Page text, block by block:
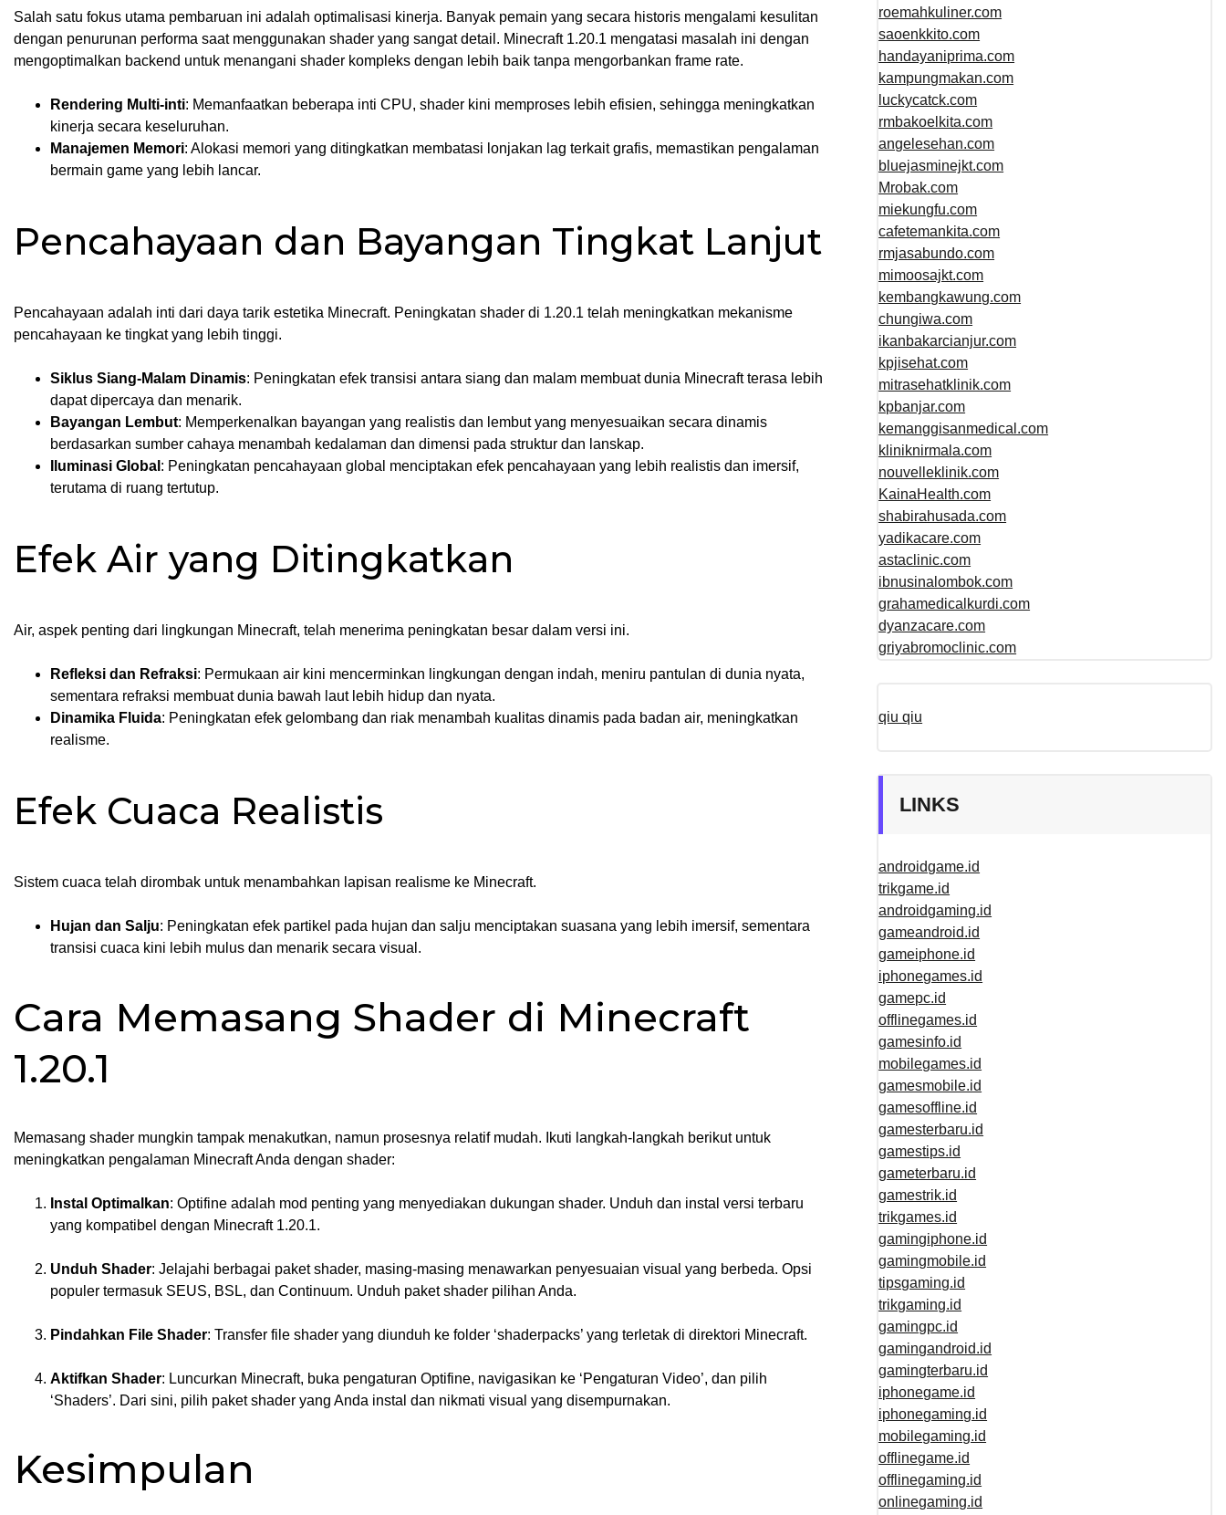
Salah satu fokus utama pembaruan ini adalah optimalisasi kinerja. Banyak pemain yang secara historis mengalami kesulitan
dengan penurunan performa saat menggunakan shader yang sangat detail. Minecraft 1.20.1 mengatasi masalah ini dengan
mengoptimalkan backend untuk menangani shader kompleks dengan lebih baik tanpa mengorbankan frame rate.
Rendering Multi-inti: Memanfaatkan beberapa inti CPU, shader kini memproses lebih efisien, sehingga meningkatkan
kinerja secara keseluruhan.
Manajemen Memori: Alokasi memori yang ditingkatkan membatasi lonjakan lag terkait grafis, memastikan pengalaman
bermain game yang lebih lancar.
Pencahayaan dan Bayangan Tingkat Lanjut
Pencahayaan adalah inti dari daya tarik estetika Minecraft. Peningkatan shader di 1.20.1 telah meningkatkan mekanisme
pencahayaan ke tingkat yang lebih tinggi.
Siklus Siang-Malam Dinamis: Peningkatan efek transisi antara siang dan malam membuat dunia Minecraft terasa lebih
dapat dipercaya dan menarik.
Bayangan Lembut: Memperkenalkan bayangan yang realistis dan lembut yang menyesuaikan secara dinamis
berdasarkan sumber cahaya menambah kedalaman dan dimensi pada struktur dan lanskap.
Iluminasi Global : Peningkatan pencahayaan global menciptakan efek pencahayaan yang lebih realistis dan imersif,
terutama di ruang tertutup.
Efek Air yang Ditingkatkan
Air, aspek penting dari lingkungan Minecraft, telah menerima peningkatan besar dalam versi ini.
Refleksi dan Refraksi: Permukaan air kini mencerminkan lingkungan dengan indah, meniru pantulan di dunia nyata,
sementara refraksi membuat dunia bawah laut lebih hidup dan nyata.
Dinamika Fluida: Peningkatan efek gelombang dan riak menambah kualitas dinamis pada badan air, meningkatkan
realisme.
Efek Cuaca Realistis
Sistem cuaca telah dirombak untuk menambahkan lapisan realisme ke Minecraft.
Hujan dan Salju: Peningkatan efek partikel pada hujan dan salju menciptakan suasana yang lebih imersif, sementara
transisi cuaca kini lebih mulus dan menarik secara visual.
Cara Memasang Shader di Minecraft
1.20.1
Memasang shader mungkin tampak menakutkan, namun prosesnya relatif mudah. Ikuti langkah-langkah berikut untuk
meningkatkan pengalaman Minecraft Anda dengan shader:
Instal Optimalkan: Optifine adalah mod penting yang menyediakan dukungan shader. Unduh dan instal versi terbaru
yang kompatibel dengan Minecraft 1.20.1.
Unduh Shader: Jelajahi berbagai paket shader, masing-masing menawarkan penyesuaian visual yang berbeda. Opsi
populer termasuk SEUS, BSL, dan Continuum. Unduh paket shader pilihan Anda.
Pindahkan File Shader: Transfer file shader yang diunduh ke folder ‘shaderpacks’ yang terletak di direktori Minecraft.
Aktifkan Shader: Luncurkan Minecraft, buka pengaturan Optifine, navigasikan ke ‘Pengaturan Video’, dan pilih
‘Shaders’. Dari sini, pilih paket shader yang Anda instal dan nikmati visual yang disempurnakan.
Kesimpulan
roemahkuliner.com
saoenkkito.com
handayaniprima.com
kampungmakan.com
luckycatck.com
rmbakoelkita.com
angelesehan.com
bluejasminejkt.com
Mrobak.com
miekungfu.com
cafetemankita.com
rmjasabundo.com
mimoosajkt.com
kembangkawung.com
chungiwa.com
ikanbakarcianjur.com
kpjisehat.com
mitrasehatklinik.com
kpbanjar.com
kemanggisanmedical.com
kliniknirmala.com
nouvelleklinik.com
KainaHealth.com
shabirahusada.com
yadikacare.com
astaclinic.com
ibnusinalombok.com
grahamedicalkurdi.com
dyanzacare.com
griyabromoclinic.com
qiu qiu
LINKS
androidgame.id
trikgame.id
androidgaming.id
gameandroid.id
gameiphone.id
iphonegames.id
gamepc.id
offlinegames.id
gamesinfo.id
mobilegames.id
gamesmobile.id
gamesoffline.id
gamesterbaru.id
gamestips.id
gameterbaru.id
gamestrik.id
trikgames.id
gamingiphone.id
gamingmobile.id
tipsgaming.id
trikgaming.id
gamingpc.id
gamingandroid.id
gamingterbaru.id
iphonegame.id
iphonegaming.id
mobilegaming.id
offlinegame.id
offlinegaming.id
onlinegaming.id